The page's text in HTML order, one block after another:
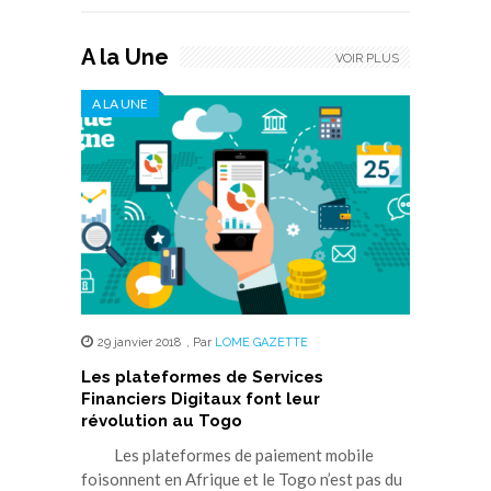
A la Une
A LA UNE
29 janvier 2018 , Par LOME GAZETTE
Les plateformes de Services
Financiers Digitaux font leur
révolution au Togo
Les plateformes de paiement mobile
foisonnent en Afrique et le Togo n’est pas du
VOIR PLUS